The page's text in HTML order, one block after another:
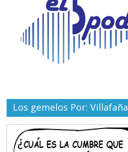
Los gemelos Por: Villafaña